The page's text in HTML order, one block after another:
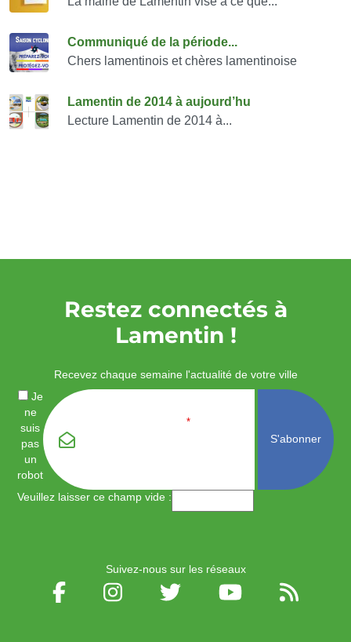
Communiqué de la période...
Chers lamentinois et chères lamentinoise
Lamentin de 2014 à aujourd’hu
Lecture Lamentin de 2014 à...
Restez connectés à
Lamentin !
Recevez chaque semaine l'actualité de votre ville
Je
ne
suis
pas
un
robot
*
Veuillez laisser ce champ vide :
Suivez-nous sur les réseaux